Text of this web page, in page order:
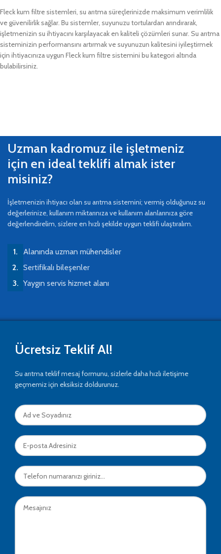
Fleck kum filtre sistemleri, su arıtma süreçlerinizde maksimum verimlilik
ve güvenilirlik sağlar. Bu sistemler, suyunuzu tortulardan arındırarak,
işletmenizin su ihtiyacını karşılayacak en kaliteli çözümleri sunar. Su arıtma
sisteminizin performansını artırmak ve suyunuzun kalitesini iyileştirmek
için ihtiyacınıza uygun Fleck kum filtre sistemini bu kategori altında
bulabilirsiniz.
Uzman kadromuz ile işletmeniz
için en ideal teklifi almak ister
misiniz?
İşletmenizin ihtiyacı olan su arıtma sistemini; vermiş olduğunuz su
değerlerinize, kullanım miktarınıza ve kullanım alanlarınıza göre
değerlendirelim, sizlere en hızlı şekilde uygun teklifi ulaştıralım.
Alanında uzman mühendisler
Sertifikalı bileşenler
Yaygın servis hizmet alanı
Ücretsiz Teklif Al!
Su arıtma teklif mesaj formunu, sizlerle daha hızlı iletişime
geçmemiz için eksiksiz doldurunuz.